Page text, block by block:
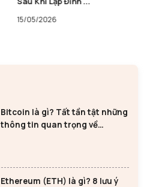
13/05/2026
Bitcoin là gì? Tất tần tật những
thông tin quan trọng về
Ethereum (ETH) là gì? 8 lưu ý